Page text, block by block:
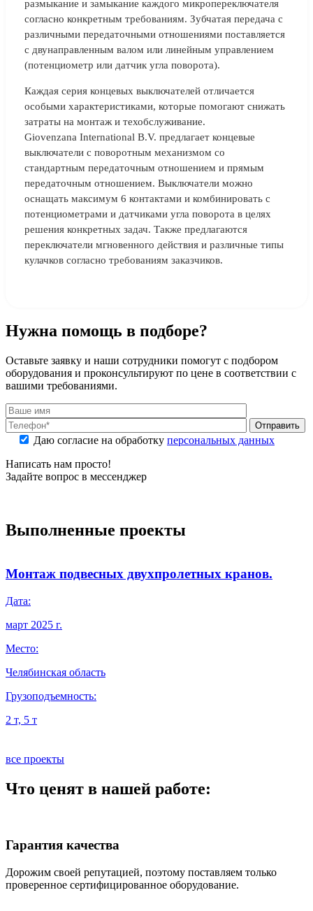
размыкание и замыкание каждого микропереключателя
согласно конкретным требованиям. Зубчатая передача с
различными передаточными отношениями поставляется
с двунаправленным валом или линейным управлением
(потенциометр или датчик угла поворота).
Каждая серия концевых выключателей отличается
особыми характеристиками, которые помогают снижать
затраты на монтаж и техобслуживание.
Giovenzana International B.V. предлагает концевые
выключатели c поворотным механизмом со
стандартным передаточным отношением и прямым
передаточным отношением. Выключатели можно
оснащать максимум 6 контактами и комбинировать с
потенциометрами и датчиками угла поворота в целях
решения конкретных задач. Также предлагаются
переключатели мгновенного действия и различные типы
кулачков согласно требованиям заказчиков.
Нужна помощь в подборе?
Оставьте заявку и наши сотрудники помогут с подбором
оборудования и проконсультируют по цене в соответствии с
вашими требованиями.
Отправить
Даю согласие на обработку персональных данных
Написать нам просто!
Задайте вопрос в мессенджер
Выполненные проекты
Монтаж подвесных двухпролетных кранов.
Дата:
март 2025 г.
Место:
Челябинская область
Грузоподъемность:
2 т, 5 т
все проекты
Что ценят в нашей работе:
Гарантия качества
Дорожим своей репутацией, поэтому поставляем только
проверенное сертифицированное оборудование.